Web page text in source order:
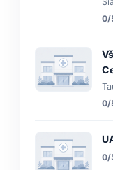
0/
0/
0/